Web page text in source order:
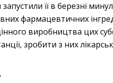
її в березні
фармацевтичних
виробництва цих
зробити з них